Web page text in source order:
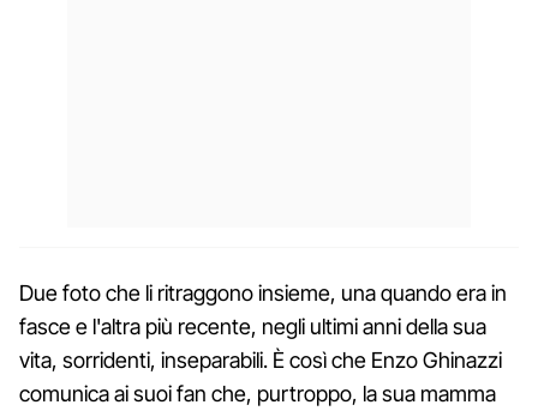
Due foto che li ritraggono insieme, una quando era in
fasce e l'altra più recente, negli ultimi anni della sua
vita, sorridenti, inseparabili. È così che Enzo Ghinazzi
comunica ai suoi fan che, purtroppo, la sua mamma